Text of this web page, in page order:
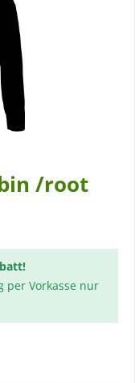
/root
per Vorkasse nur